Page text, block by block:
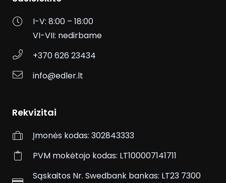
I-V: 8:00 – 18:00
VI-VII: nedirbame
+370 626 23434
info@edler.lt
Rekvizitai
Įmonės kodas: 302843333
PVM mokėtojo kodas: LT100007141711
Sąskaitos Nr. Swedbank bankas: LT23 7300